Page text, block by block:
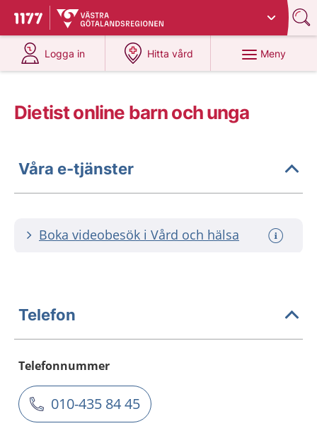
Till startsidan för 1177
Du har valt region
Logga in
på 1177.se
Hitta vård
på 1177.se
Meny
Dietist online barn och unga
Våra e-tjänster
Boka videobesök i Vård och hälsa
Telefon
Telefonnummer
010-435 84 45